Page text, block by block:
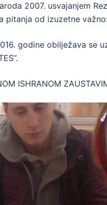
2007. usvajanjem
pitanja od izuzetne
godine obilježava se
ISHRANOM